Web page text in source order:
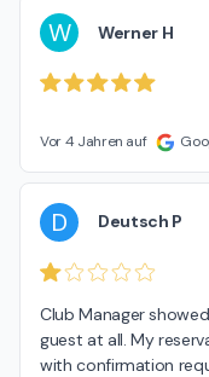
W Werner H
Vor 4 Jahren auf
D Deutsch P
Club Manager
guest at all. My
with confirmation